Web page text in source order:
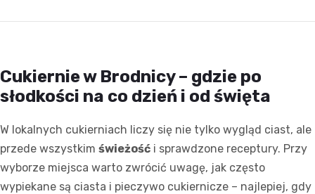
Cukiernie w Brodnicy – gdzie po
słodkości na co dzień i od święta
W lokalnych cukierniach liczy się nie tylko wygląd ciast, ale
przede wszystkim świeżość i sprawdzone receptury. Przy
wyborze miejsca warto zwrócić uwagę, jak często
wypiekane są ciasta i pieczywo cukiernicze – najlepiej, gdy